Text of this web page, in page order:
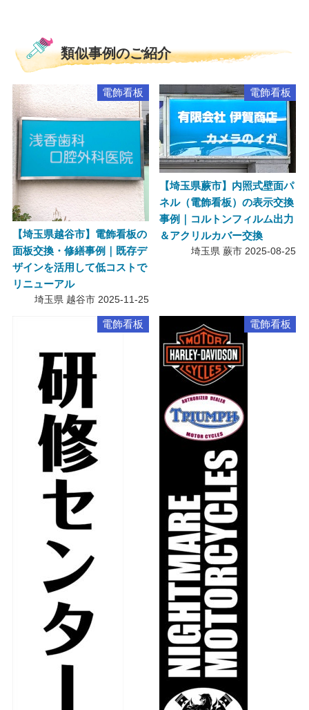
類似事例のご紹介
電飾看板
【埼玉県越谷市】電飾看板の
面板交換・修繕事例｜既存デ
ザインを活用して低コストで
リニューアル
埼玉県 越谷市 2025-11-25
電飾看板
【埼玉県蕨市】内照式壁面パ
ネル（電飾看板）の表示交換
事例｜コルトンフィルム出力
＆アクリルカバー交換
埼玉県 蕨市 2025-08-25
電飾看板 電飾看板